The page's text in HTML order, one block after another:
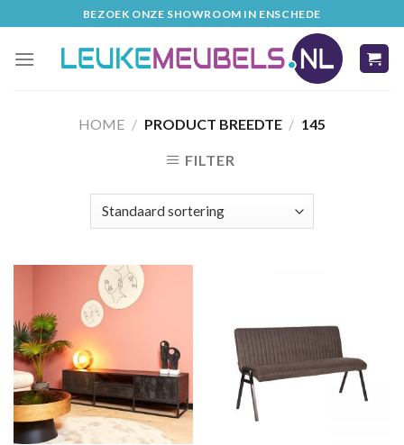
to
content
BEZOEK ONZE SHOWROOM IN ENSCHEDE
HOME / PRODUCT BREEDTE / 145
FILTER